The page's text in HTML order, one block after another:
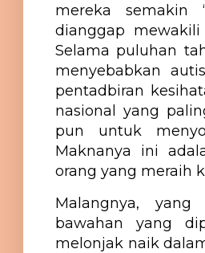
mereka semakin
dianggap
Selama puluhan
menyebabkan
pentadbiran
nasional yang
pun untuk
Maknanya ini
orang yang meraih
Malangnya,
bawahan yang
melonjak naik